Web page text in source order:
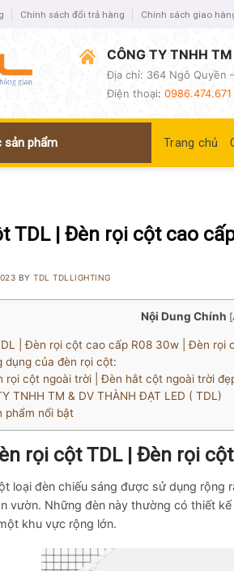
Chính sách đổi trả hàng Chính sách giao
CÔNG TY TNHH
Địa chỉ: 364 Ngô Quyền
Điện thoại:
sản phẩm Trang chủ
TDL | Đèn rọi cột cao
BYTDL TDLLIGHTING
Nội Dung Chính [
| Đèn rọi cột cao cấp R08 30w | Đèn rọi
dụng của đèn rọi cột:
rọi cột ngoài trời | Đèn hắt cột ngoài trời
TNHH TM & DV THÀNH ĐẠT LED ( TDL)
phẩm nổi bật
rọi cột TDL | Đèn rọi
loại đèn chiếu sáng được sử dụng rộng
vườn. Những đèn này thường có thiết
khu vực rộng lớn.